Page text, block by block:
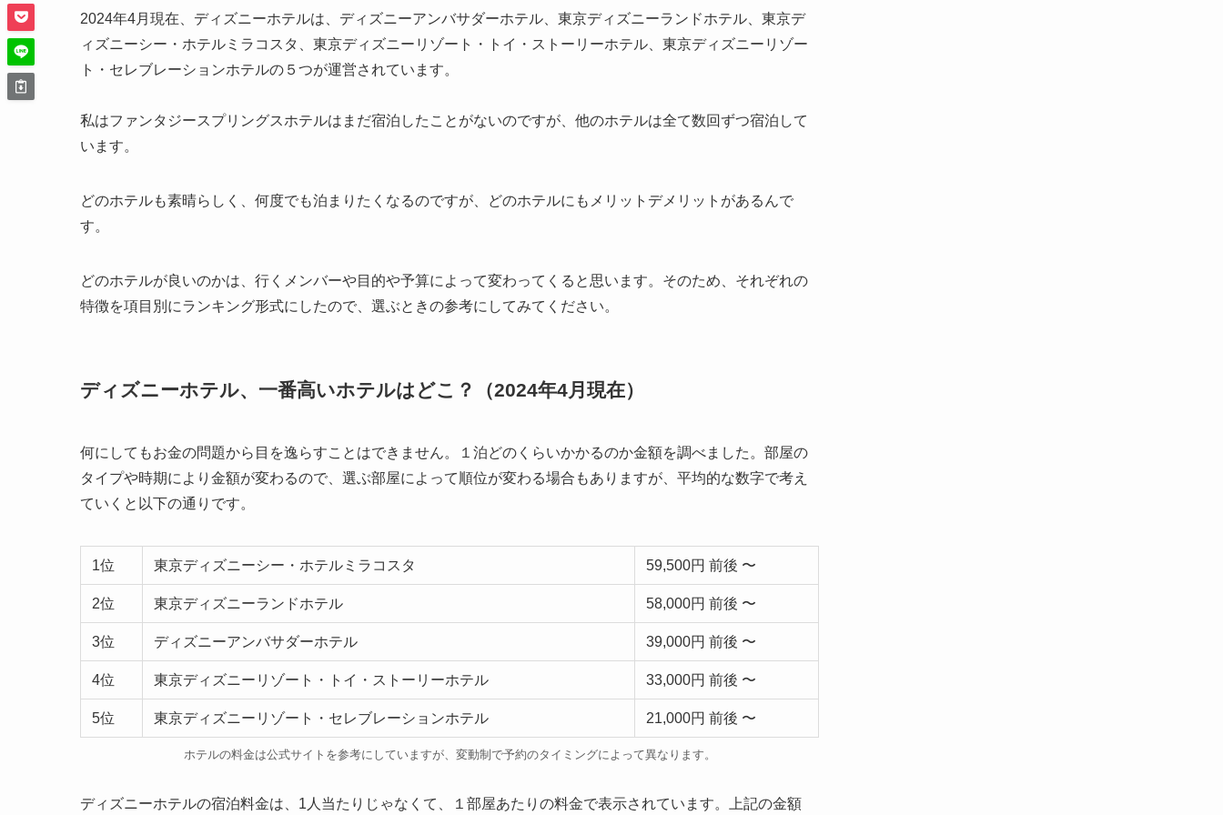
2024年4月現在、ディズニーホテルは、ディズニーアンバサダーホテル、東京ディズニーランドホテル、東京デ
ィズニーシー・ホテルミラコスタ、東京ディズニーリゾート・トイ・ストーリーホテル、東京ディズニーリゾー
ト・セレブレーションホテルの５つが運営されています。
私はファンタジースプリングスホテルはまだ宿泊したことがないのですが、他のホテルは全て数回ずつ宿泊して
います。
どのホテルも素晴らしく、何度でも泊まりたくなるのですが、どのホテルにもメリットデメリットがあるんで
す。
どのホテルが良いのかは、行くメンバーや目的や予算によって変わってくると思います。そのため、それぞれの
特徴を項目別にランキング形式にしたので、選ぶときの参考にしてみてください。
ディズニーホテル、一番高いホテルはどこ？（2024年4月現在）
何にしてもお金の問題から目を逸らすことはできません。１泊どのくらいかかるのか金額を調べました。部屋の
タイプや時期により金額が変わるので、選ぶ部屋によって順位が変わる場合もありますが、平均的な数字で考え
ていくと以下の通りです。
1位 東京ディズニーシー・ホテルミラコスタ 59,500円 前後 〜
2位 東京ディズニーランドホテル 58,000円 前後 〜
3位 ディズニーアンバサダーホテル 39,000円 前後 〜
4位 東京ディズニーリゾート・トイ・ストーリーホテル 33,000円 前後 〜
5位 東京ディズニーリゾート・セレブレーションホテル 21,000円 前後 〜
ホテルの料金は公式サイトを参考にしていますが、変動制で予約のタイミングによって異なります。
ディズニーホテルの宿泊料金は、1人当たりじゃなくて、１部屋あたりの料金で表示されています。上記の金額